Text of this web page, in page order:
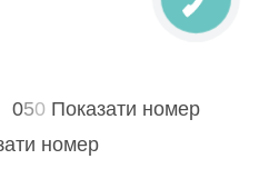
050 Показати номер
номер